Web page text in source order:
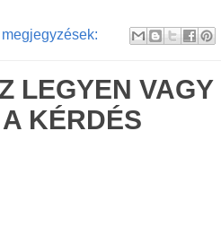
LEGYEN VAGY
KÉRDÉS